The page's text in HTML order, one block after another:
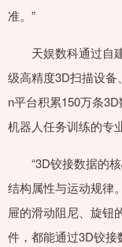
准。”
天娱数科通过自建
级高精度3D扫描设
n平台积累150万条
机器人任务训练的专
“3D铰接数据的核
结构属性与运动规律
屉的滑动阻尼、旋钮
件，都能通过3D铰接